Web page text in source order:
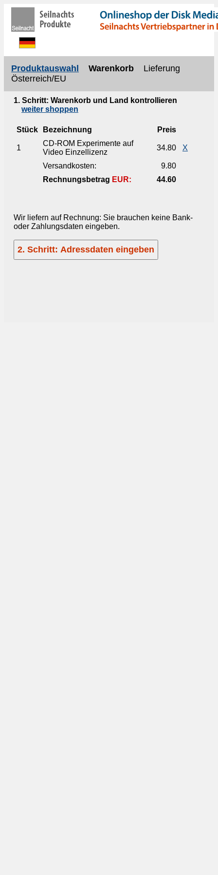
Produktauswahl Warenkorb Lieferung
Österreich/EU
1. Schritt: Warenkorb und Land kontrollieren
weiter shoppen
Stück Bezeichnung Preis
1
CD-ROM Experimente auf
Video Einzellizenz
34.80 X
Versandkosten:
9.80
Rechnungsbetrag EUR: 44.60
Wir liefern auf Rechnung: Sie brauchen keine Bank-
oder Zahlungsdaten eingeben.